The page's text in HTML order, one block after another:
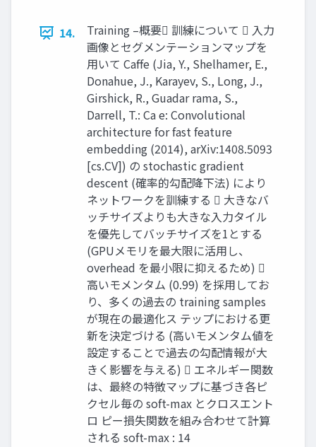
14.
Training –概要 訓練について  入力
画像とセグメンテーションマップを
用いて Caffe (Jia, Y., Shelhamer, E.,
Donahue, J., Karayev, S., Long, J.,
Girshick, R., Guadar rama, S.,
Darrell, T.: Ca e: Convolutional
architecture for fast feature
embedding (2014), arXiv:1408.5093
[cs.CV]) の stochastic gradient
descent (確率的勾配降下法) により
ネットワークを訓練する  大きなバ
ッチサイズよりも大きな入力タイル
を優先してバッチサイズを1とする
(GPUメモリを最大限に活用し、
overhead を最小限に抑えるため) 
高いモメンタム (0.99) を採用してお
り、多くの過去の training samples
が現在の最適化ス テップにおける更
新を決定づける (高いモメンタム値を
設定することで過去の勾配情報が大
きく影響を与える)  エネルギー関数
は、最終の特徴マップに基づき各ピ
クセル毎の soft-max とクロスエント
ロ ピー損失関数を組み合わせて計算
される soft-max : 14